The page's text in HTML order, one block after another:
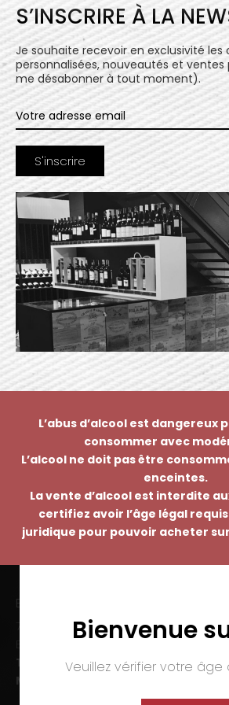
S’INSCRIRE À LA
Je souhaite recevoir en exclusivité les
personnalisées, nouveautés et ventes
me désabonner à tout moment).
L’abus d’alcool est dangereux
consommer avec
L’alcool ne doit pas être
enceintes.
La vente d’alcool est interdite
certifiez avoir l’âge légal
juridique pour pouvoir acheter
Bienvenue
Veuillez vérifier votre
EMMANUEL NASTI
7 avenue Pierre Pflimlin – ZAC Espale
Tél. :
03 89 46 50 35
Mail :